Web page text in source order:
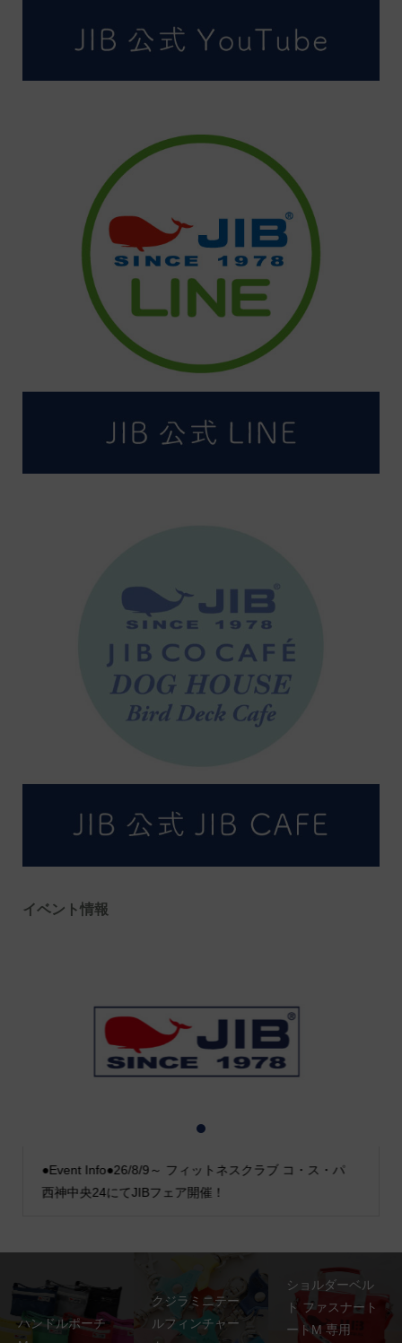
イベント情報
●Event Info●26/8/9～ フィットネスクラブ コ・ス・パ
西神中央24にてJIBフェア開催！
2
ハンドルポーチ
クジラミニテー
ルフィンチャー
ショルダーベル
ト ファスナート
ートM 専用